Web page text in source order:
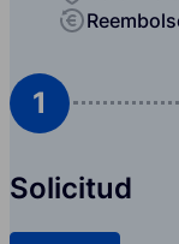
1
Solicitud